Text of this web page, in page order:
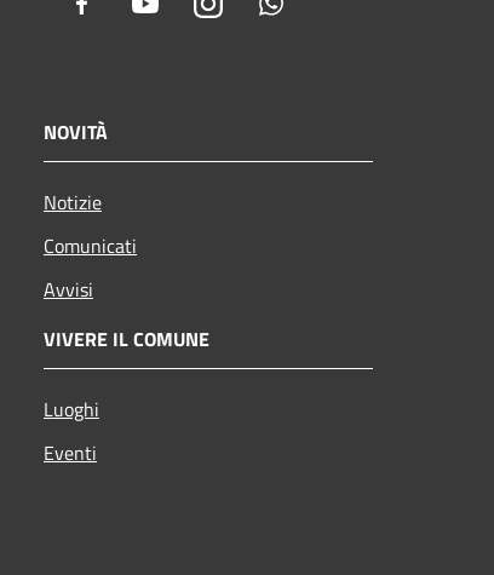
NOVITÀ
Notizie
Comunicati
Avvisi
VIVERE IL COMUNE
Luoghi
Eventi